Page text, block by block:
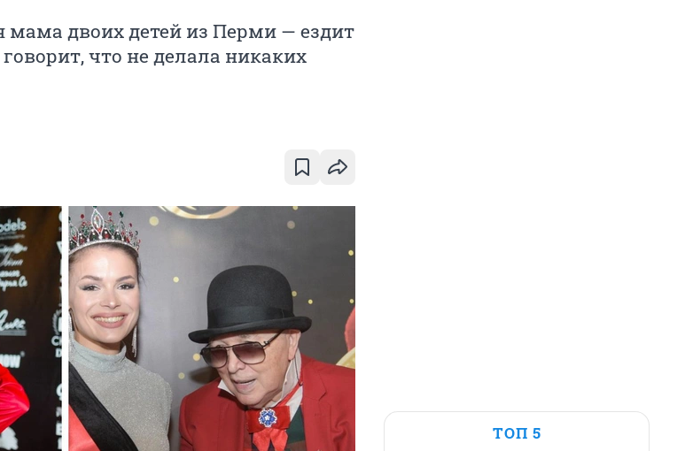
мама двоих детей из Перми — ездит
что не делала никаких
ТОП 5